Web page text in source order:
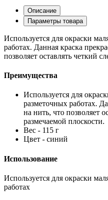
Описание
Параметры товара
Используется для окраски
работах. Данная краска
позволяет оставлять четкий
Преимущества
Используется для
разметочных работах.
на нить, что позволяет
размечаемой плоскости.
Вес - 115 г
Цвет - синий
Использование
Используется для окраски
работах